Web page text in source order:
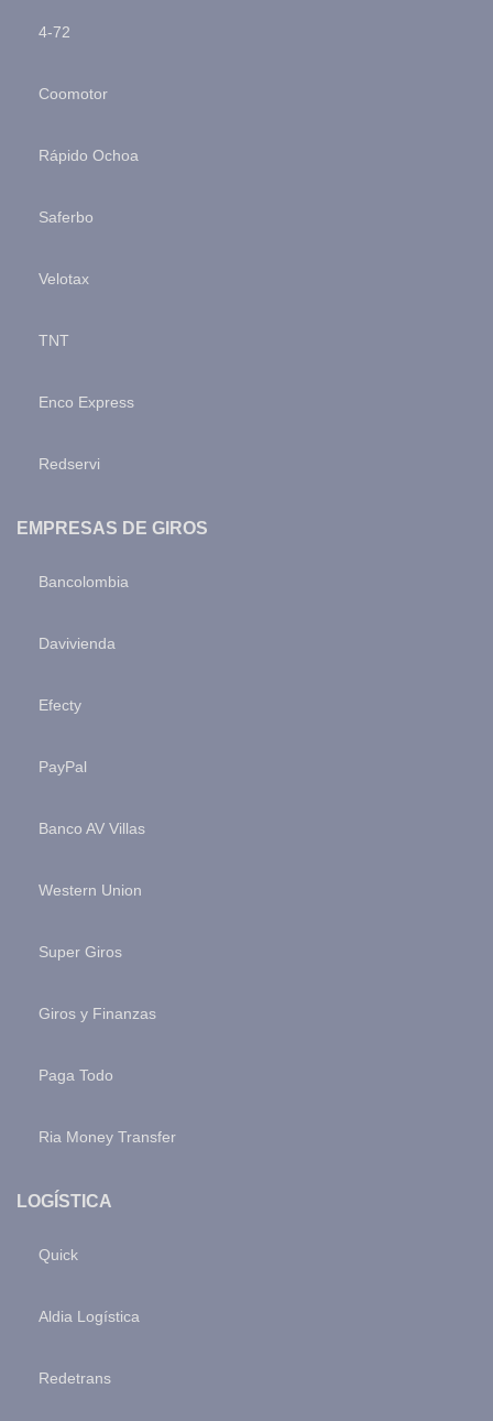
4-72
Coomotor
Rápido Ochoa
Saferbo
Velotax
TNT
Enco Express
Redservi
EMPRESAS DE GIROS
Bancolombia
Davivienda
Efecty
PayPal
Banco AV Villas
Western Union
Super Giros
Giros y Finanzas
Paga Todo
Ria Money Transfer
LOGÍSTICA
Quick
Aldia Logística
Redetrans